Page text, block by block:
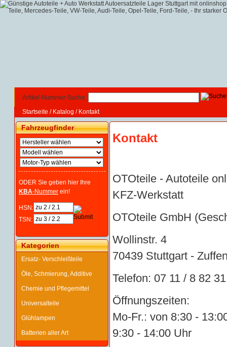
Artikel-Nummer-Suche:
Startseite / Katalog / Kontakt
Fahrzeugfinder
ODER Sie geben hier Ihre
KBA-Nummer ein!
HSN:
TSN:
Kategorien
Ersatz- Verschleißteile
Öle, Schmierung, Additive
Chemie und Pflegemittel
Universalteile
Glühlampen
Batterien aller Art
Kontakt
OTOteile - Autoteile
KFZ-Werkstatt
OTOteile GmbH
Wollinstr. 4
70439 Stuttgart -
Telefon: 07 11 / 8 82
Öffnungszeiten:
Mo-Fr.: von 8:30 -
9:30 - 14:00 Uhr